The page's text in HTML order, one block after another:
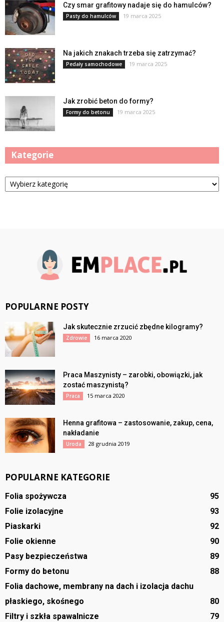
Czy smar grafitowy nadaje się do hamulców?
Pasty do hamulców 19 marca 2025
Na jakich znakach trzeba się zatrzymać?
Pedały samochodowe 19 marca 2025
Jak zrobić beton do formy?
Formy do betonu 19 marca 2025
Kategorie
Kategorie
POPULARNE POSTY
Jak skutecznie zrzucić zbędne kilogramy?
Zdrowie 16 marca 2020
Praca Maszynisty – zarobki, obowiązki, jak
zostać maszynistą?
Praca 15 marca 2020
Henna grafitowa – zastosowanie, zakup, cena,
nakładanie
Uroda 28 grudnia 2019
POPULARNE KATEGORIE
Folia spożywcza
95
Folie izolacyjne
93
Piaskarki
92
Folie okienne
90
Pasy bezpieczeństwa
89
Formy do betonu
88
Folia dachowe, membrany na dach i izolacja dachu
płaskiego, skośnego
80
Filtry i szkła spawalnicze
79